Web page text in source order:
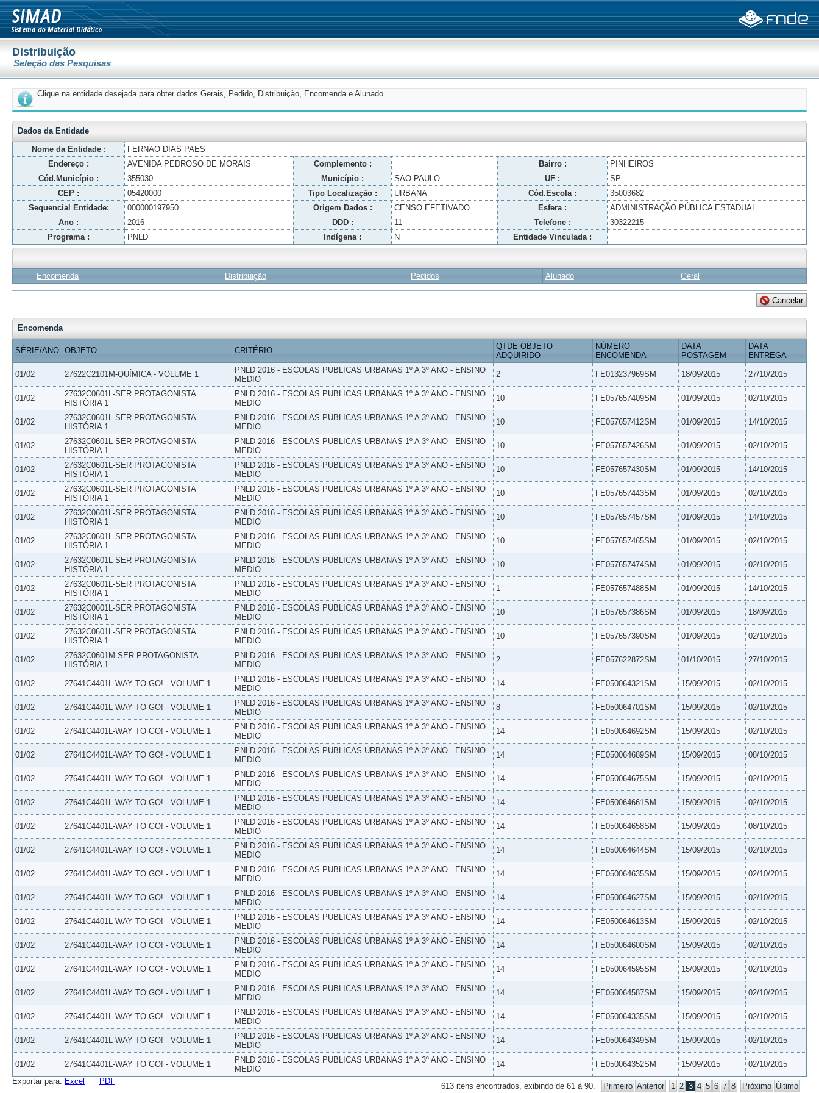
Distribuição
Seleção das Pesquisas
Clique na entidade desejada para obter dados Gerais, Pedido, Distribuição, Encomenda e Alunado
Dados da Entidade
Nome da Entidade :
FERNAO DIAS PAES
Endereço :
AVENIDA PEDROSO DE MORAIS Complemento : Bairro :
PINHEIROS
Cód.Município :
355030 Município : SAO PAULO UF :
SP
CEP :
05420000 Tipo Localização : URBANA Cód.Escola :
35003682
Sequencial Entidade:
000000197950 Origem Dados : CENSO EFETIVADO Esfera :
ADMINISTRAÇÃO PÚBLICA ESTADUAL
Ano :
2016 DDD : 11 Telefone :
30322215
Programa :
PNLD Indígena : N Entidade Vinculada :
Encomenda Distribuição Pedidos Alunado Geral
Encomenda
SÉRIE/ANO OBJETO CRITÉRIO
QTDE OBJETO
ADQUIRIDO
NÚMERO
ENCOMENDA
DATA
POSTAGEM
DATA
ENTREGA
01/02 27622C2101M-QUÍMICA - VOLUME 1
PNLD 2016 - ESCOLAS PUBLICAS URBANAS 1º A 3º ANO - ENSINO
MEDIO
2 FE013237969SM 18/09/2015 27/10/2015
01/02
27632C0601L-SER PROTAGONISTA
HISTÓRIA 1
PNLD 2016 - ESCOLAS PUBLICAS URBANAS 1º A 3º ANO - ENSINO
MEDIO
10 FE057657409SM 01/09/2015 02/10/2015
01/02
27632C0601L-SER PROTAGONISTA
HISTÓRIA 1
PNLD 2016 - ESCOLAS PUBLICAS URBANAS 1º A 3º ANO - ENSINO
MEDIO
10 FE057657412SM 01/09/2015 14/10/2015
01/02
27632C0601L-SER PROTAGONISTA
HISTÓRIA 1
PNLD 2016 - ESCOLAS PUBLICAS URBANAS 1º A 3º ANO - ENSINO
MEDIO
10 FE057657426SM 01/09/2015 02/10/2015
01/02
27632C0601L-SER PROTAGONISTA
HISTÓRIA 1
PNLD 2016 - ESCOLAS PUBLICAS URBANAS 1º A 3º ANO - ENSINO
MEDIO
10 FE057657430SM 01/09/2015 14/10/2015
01/02
27632C0601L-SER PROTAGONISTA
HISTÓRIA 1
PNLD 2016 - ESCOLAS PUBLICAS URBANAS 1º A 3º ANO - ENSINO
MEDIO
10 FE057657443SM 01/09/2015 02/10/2015
01/02
27632C0601L-SER PROTAGONISTA
HISTÓRIA 1
PNLD 2016 - ESCOLAS PUBLICAS URBANAS 1º A 3º ANO - ENSINO
MEDIO
10 FE057657457SM 01/09/2015 14/10/2015
01/02
27632C0601L-SER PROTAGONISTA
HISTÓRIA 1
PNLD 2016 - ESCOLAS PUBLICAS URBANAS 1º A 3º ANO - ENSINO
MEDIO
10 FE057657465SM 01/09/2015 02/10/2015
01/02
27632C0601L-SER PROTAGONISTA
HISTÓRIA 1
PNLD 2016 - ESCOLAS PUBLICAS URBANAS 1º A 3º ANO - ENSINO
MEDIO
10 FE057657474SM 01/09/2015 02/10/2015
01/02
27632C0601L-SER PROTAGONISTA
HISTÓRIA 1
PNLD 2016 - ESCOLAS PUBLICAS URBANAS 1º A 3º ANO - ENSINO
MEDIO
1 FE057657488SM 01/09/2015 14/10/2015
01/02
27632C0601L-SER PROTAGONISTA
HISTÓRIA 1
PNLD 2016 - ESCOLAS PUBLICAS URBANAS 1º A 3º ANO - ENSINO
MEDIO
10 FE057657386SM 01/09/2015 18/09/2015
01/02
27632C0601L-SER PROTAGONISTA
HISTÓRIA 1
PNLD 2016 - ESCOLAS PUBLICAS URBANAS 1º A 3º ANO - ENSINO
MEDIO
10 FE057657390SM 01/09/2015 02/10/2015
01/02
27632C0601M-SER PROTAGONISTA
HISTÓRIA 1
PNLD 2016 - ESCOLAS PUBLICAS URBANAS 1º A 3º ANO - ENSINO
MEDIO
2 FE057622872SM 01/10/2015 27/10/2015
01/02 27641C4401L-WAY TO GO! - VOLUME 1
PNLD 2016 - ESCOLAS PUBLICAS URBANAS 1º A 3º ANO - ENSINO
MEDIO
14 FE050064321SM 15/09/2015 02/10/2015
01/02 27641C4401L-WAY TO GO! - VOLUME 1
PNLD 2016 - ESCOLAS PUBLICAS URBANAS 1º A 3º ANO - ENSINO
MEDIO
8 FE050064701SM 15/09/2015 02/10/2015
01/02 27641C4401L-WAY TO GO! - VOLUME 1
PNLD 2016 - ESCOLAS PUBLICAS URBANAS 1º A 3º ANO - ENSINO
MEDIO
14 FE050064692SM 15/09/2015 02/10/2015
01/02 27641C4401L-WAY TO GO! - VOLUME 1
PNLD 2016 - ESCOLAS PUBLICAS URBANAS 1º A 3º ANO - ENSINO
MEDIO
14 FE050064689SM 15/09/2015 08/10/2015
01/02 27641C4401L-WAY TO GO! - VOLUME 1
PNLD 2016 - ESCOLAS PUBLICAS URBANAS 1º A 3º ANO - ENSINO
MEDIO
14 FE050064675SM 15/09/2015 02/10/2015
01/02 27641C4401L-WAY TO GO! - VOLUME 1
PNLD 2016 - ESCOLAS PUBLICAS URBANAS 1º A 3º ANO - ENSINO
MEDIO
14 FE050064661SM 15/09/2015 02/10/2015
01/02 27641C4401L-WAY TO GO! - VOLUME 1
PNLD 2016 - ESCOLAS PUBLICAS URBANAS 1º A 3º ANO - ENSINO
MEDIO
14 FE050064658SM 15/09/2015 08/10/2015
01/02 27641C4401L-WAY TO GO! - VOLUME 1
PNLD 2016 - ESCOLAS PUBLICAS URBANAS 1º A 3º ANO - ENSINO
MEDIO
14 FE050064644SM 15/09/2015 02/10/2015
01/02 27641C4401L-WAY TO GO! - VOLUME 1
PNLD 2016 - ESCOLAS PUBLICAS URBANAS 1º A 3º ANO - ENSINO
MEDIO
14 FE050064635SM 15/09/2015 02/10/2015
01/02 27641C4401L-WAY TO GO! - VOLUME 1
PNLD 2016 - ESCOLAS PUBLICAS URBANAS 1º A 3º ANO - ENSINO
MEDIO
14 FE050064627SM 15/09/2015 02/10/2015
01/02 27641C4401L-WAY TO GO! - VOLUME 1
PNLD 2016 - ESCOLAS PUBLICAS URBANAS 1º A 3º ANO - ENSINO
MEDIO
14 FE050064613SM 15/09/2015 02/10/2015
01/02 27641C4401L-WAY TO GO! - VOLUME 1
PNLD 2016 - ESCOLAS PUBLICAS URBANAS 1º A 3º ANO - ENSINO
MEDIO
14 FE050064600SM 15/09/2015 02/10/2015
01/02 27641C4401L-WAY TO GO! - VOLUME 1
PNLD 2016 - ESCOLAS PUBLICAS URBANAS 1º A 3º ANO - ENSINO
MEDIO
14 FE050064595SM 15/09/2015 02/10/2015
01/02 27641C4401L-WAY TO GO! - VOLUME 1
PNLD 2016 - ESCOLAS PUBLICAS URBANAS 1º A 3º ANO - ENSINO
MEDIO
14 FE050064587SM 15/09/2015 02/10/2015
01/02 27641C4401L-WAY TO GO! - VOLUME 1
PNLD 2016 - ESCOLAS PUBLICAS URBANAS 1º A 3º ANO - ENSINO
MEDIO
14 FE050064335SM 15/09/2015 02/10/2015
01/02 27641C4401L-WAY TO GO! - VOLUME 1
PNLD 2016 - ESCOLAS PUBLICAS URBANAS 1º A 3º ANO - ENSINO
MEDIO
14 FE050064349SM 15/09/2015 02/10/2015
01/02 27641C4401L-WAY TO GO! - VOLUME 1
PNLD 2016 - ESCOLAS PUBLICAS URBANAS 1º A 3º ANO - ENSINO
MEDIO
14 FE050064352SM 15/09/2015 02/10/2015
613 itens encontrados, exibindo de 61 à 90. Primeiro Anterior 1 2 3 4 5 6 7 8 Próximo Último
Exportar para: Excel PDF